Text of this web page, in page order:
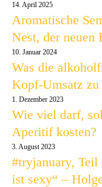
14. April 2025
Aromatische
Nest, der neuen
10. Januar 2024
Was die
Kopf-Umsatz zu
1. Dezember 2023
Wie viel darf,
Aperitif kosten?
3. August 2023
#tryjanuary,
ist sexy“ –